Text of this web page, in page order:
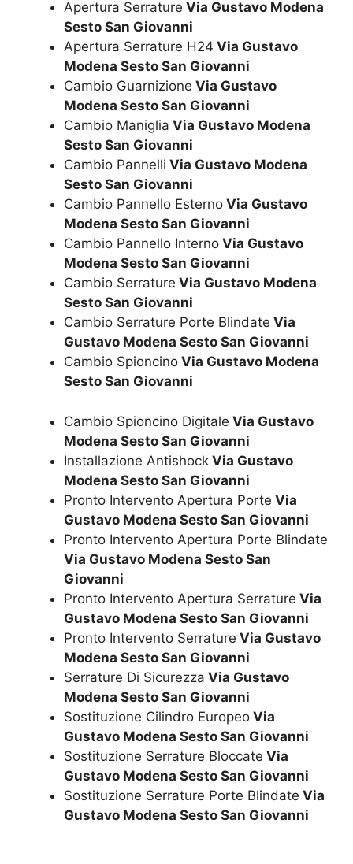
Apertura Serrature Via Gustavo Modena
Sesto San Giovanni
Apertura Serrature H24 Via Gustavo
Modena Sesto San Giovanni
Cambio Guarnizione Via Gustavo
Modena Sesto San Giovanni
Cambio Maniglia Via Gustavo Modena
Sesto San Giovanni
Cambio Pannelli Via Gustavo Modena
Sesto San Giovanni
Cambio Pannello Esterno Via Gustavo
Modena Sesto San Giovanni
Cambio Pannello Interno Via Gustavo
Modena Sesto San Giovanni
Cambio Serrature Via Gustavo Modena
Sesto San Giovanni
Cambio Serrature Porte Blindate Via
Gustavo Modena Sesto San Giovanni
Cambio Spioncino Via Gustavo Modena
Sesto San Giovanni
Cambio Spioncino Digitale Via Gustavo
Modena Sesto San Giovanni
Installazione Antishock Via Gustavo
Modena Sesto San Giovanni
Pronto Intervento Apertura Porte Via
Gustavo Modena Sesto San Giovanni
Pronto Intervento Apertura Porte Blindate
Via Gustavo Modena Sesto San
Giovanni
Pronto Intervento Apertura Serrature Via
Gustavo Modena Sesto San Giovanni
Pronto Intervento Serrature Via Gustavo
Modena Sesto San Giovanni
Serrature Di Sicurezza Via Gustavo
Modena Sesto San Giovanni
Sostituzione Cilindro Europeo Via
Gustavo Modena Sesto San Giovanni
Sostituzione Serrature Bloccate Via
Gustavo Modena Sesto San Giovanni
Sostituzione Serrature Porte Blindate Via
Gustavo Modena Sesto San Giovanni